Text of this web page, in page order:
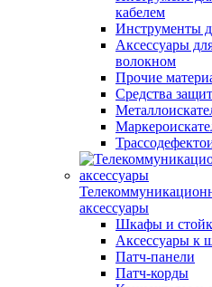
кабелем
Инструменты
Аксессуары
волокном
Прочие
Средства
аксессуары
Шкафы и
Аксессуары к
Патч-панели
Патч-корды